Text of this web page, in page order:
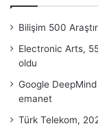
Bilişim 500
Electronic Arts,
oldu
Google
emanet
Türk Telekom,